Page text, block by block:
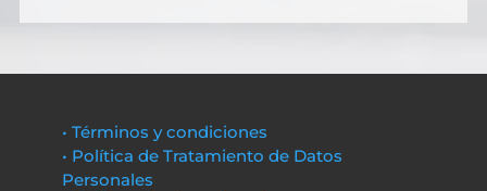
• Términos y condiciones
• Política de Tratamiento de Datos
Personales